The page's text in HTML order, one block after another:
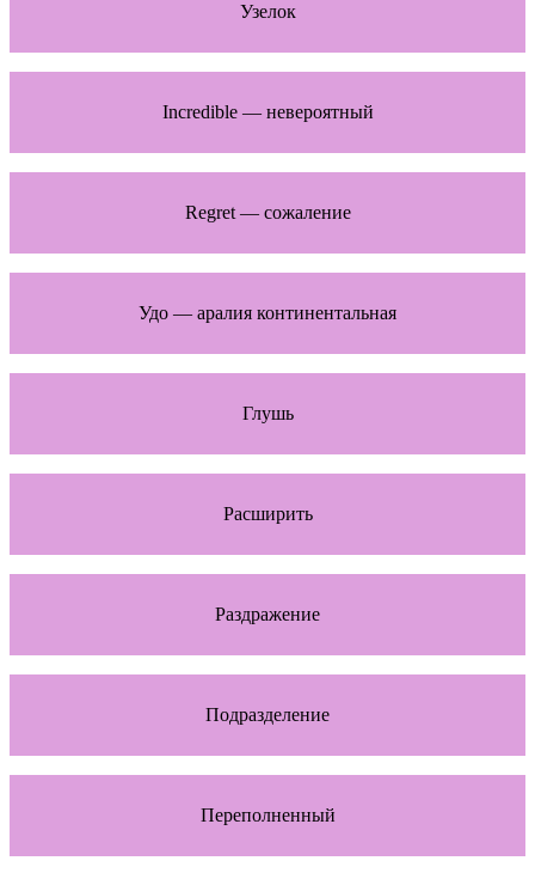
Узелок
Incredible — невероятный
Regret — сожаление
Удо — аралия континентальная
Глушь
Расширить
Раздражение
Подразделение
Переполненный